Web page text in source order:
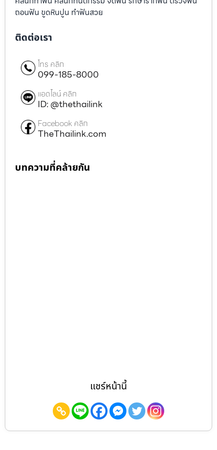
ถอนฟัน ขูดหินปูน ทำฟันสวย
ติดต่อเรา
โทร คลิก
099-185-8000
แอดไลน์ คลิก
ID: @thethailink
Facebook คลิก
TheThailink.com
บทความที่คล้ายกัน
แชร์หน้านี้